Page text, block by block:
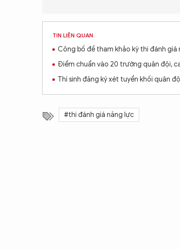
TIN LIÊN QUAN
Công bố đề tham khảo kỳ thi đánh
Điểm chuẩn vào 20 trường quân đội,
Thí sinh đăng ký xét tuyển khối quân
#thi đánh giá năng lực